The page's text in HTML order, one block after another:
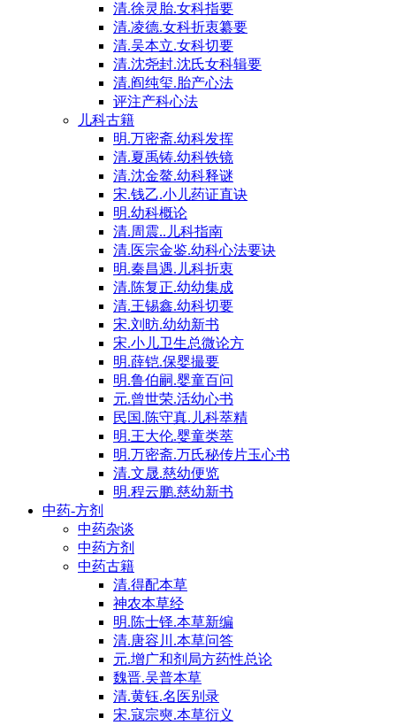
清.徐灵胎.女科指要
清.凌德.女科折衷纂要
清.吴本立.女科切要
清.沈尧封.沈氏女科辑要
清.阎纯玺.胎产心法
评注产科心法
儿科古籍
明.万密斋.幼科发挥
清.夏禹铸.幼科铁镜
清.沈金鳌.幼科释谜
宋.钱乙.小儿药证直诀
明.幼科概论
清.周震..儿科指南
清.医宗金鉴.幼科心法要诀
明.秦昌遇.儿科折衷
清.陈复正.幼幼集成
清.王锡鑫.幼科切要
宋.刘昉.幼幼新书
宋.小儿卫生总微论方
明.薛铠.保婴撮要
明.鲁伯嗣.婴童百问
元.曾世荣.活幼心书
民国.陈守真.儿科萃精
明.王大伦.婴童类萃
明.万密斋.万氏秘传片玉心书
清.文晟.慈幼便览
明.程云鹏.慈幼新书
中药-方剂
中药杂谈
中药方剂
中药古籍
清.得配本草
神农本草经
明.陈士铎.本草新编
清.唐容川.本草问答
元.增广和剂局方药性总论
魏晋.吴普本草
清.黄钰.名医别录
宋.寇宗奭.本草衍义